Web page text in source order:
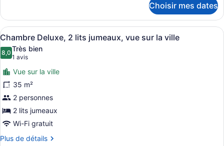
lits
jumeaux,
vue
sur
la
mer
Chambre
Deluxe,
2
jumeaux,
sur
la
mer
Choisir mes dates
Afficher
toutes
les
photos
pour
ce
type
de
chambre :
Chambre
Une chambre d’hôtel avec deux
5
Chambre Deluxe, 2 lits jumeaux, vue sur la ville
8,08,0 sur 10
Très bien
1 avis
(1 avis)
Vue sur la ville
35 m²
2 personnes
2 lits jumeaux
Wi-Fi gratuit
Plus de détails
Plus